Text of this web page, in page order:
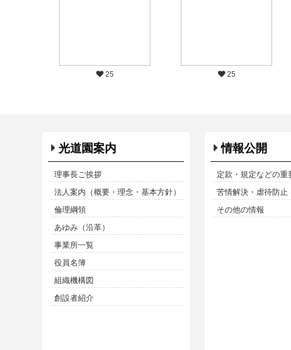
25 25
光道園案内
理事長ご挨拶
法人案内（概要・理念・基本方針）
倫理綱領
あゆみ（沿革）
事業所一覧
役員名簿
組織機構図
創設者紹介
情報公開
定款・規定などの重
苦情解決・虐待防止
その他の情報